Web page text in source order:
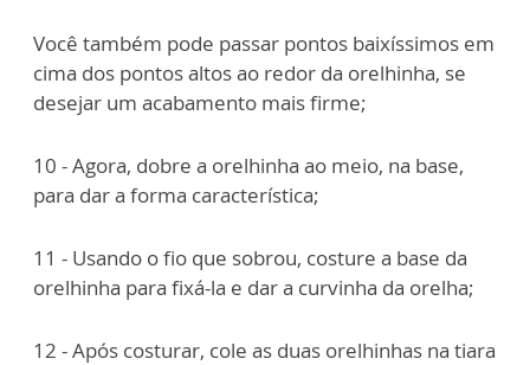
Você também pode passar pontos baixíssimos em
cima dos pontos altos ao redor da orelhinha, se
desejar um acabamento mais firme;
10 - Agora, dobre a orelhinha ao meio, na base,
para dar a forma característica;
11 - Usando o fio que sobrou, costure a base da
orelhinha para fixá-la e dar a curvinha da orelha;
12 - Após costurar, cole as duas orelhinhas na tiara